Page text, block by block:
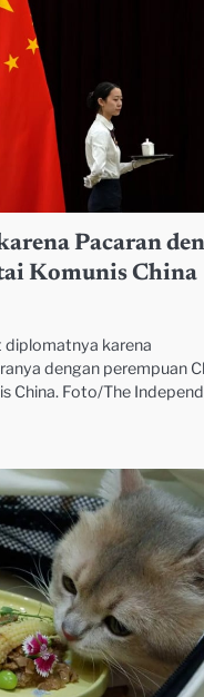
Pacaran
Komunis China
karena
dengan perempuan
China. Foto/The